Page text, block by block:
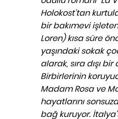
Holokost'tan
bir bakımevi
Loren) kısa süre
yaşındaki sokak
alarak, sıra dışı
Birbirlerinin
Madam Rosa ve
hayatlarını
bağ kuruyor.